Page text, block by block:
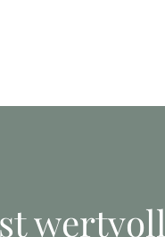
wertvoll